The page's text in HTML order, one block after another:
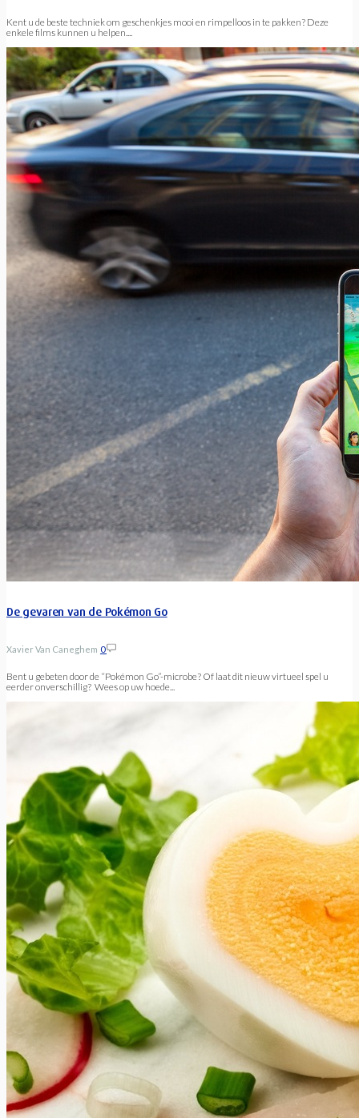
Kent u de beste techniek om geschenkjes mooi en rimpelloos in te pakken? Deze
enkele films kunnen u helpen....
De gevaren van de Pokémon Go
Xavier Van Caneghem 0
Bent u gebeten door de “Pokémon Go”-microbe? Of laat dit nieuw virtueel spel u
eerder onverschillig? Wees op uw hoede...